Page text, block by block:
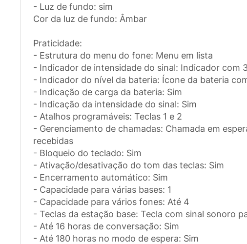
- Luz de fundo: sim
Cor da luz de fundo: Âmbar
Praticidade:
- Estrutura do menu do fone: Menu em lista
- Indicador de intensidade do sinal: Indicador com
- Indicador do nível da bateria: Ícone da bateria
- Indicação de carga da bateria: Sim
- Indicação da intensidade do sinal: Sim
- Atalhos programáveis: Teclas 1 e 2
- Gerenciamento de chamadas: Chamada em
recebidas
- Bloqueio do teclado: Sim
- Ativação/desativação do tom das teclas: Sim
- Encerramento automático: Sim
- Capacidade para várias bases: 1
- Capacidade para vários fones: Até 4
- Teclas da estação base: Tecla com sinal sonoro
- Até 16 horas de conversação: Sim
- Até 180 horas no modo de espera: Sim